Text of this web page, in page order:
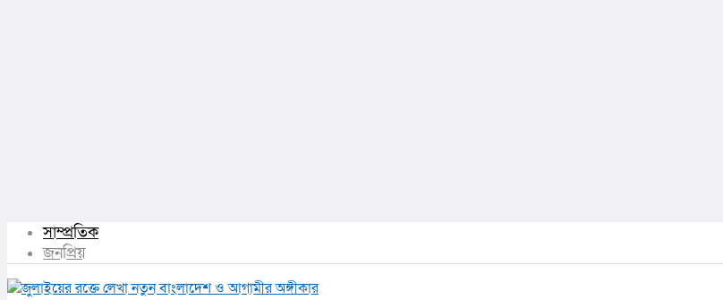
সাম্প্রতিক
জনপ্রিয়